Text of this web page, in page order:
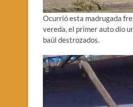
Ocurrió esta madrugada
vereda, el primer auto dio
baúl destrozados.